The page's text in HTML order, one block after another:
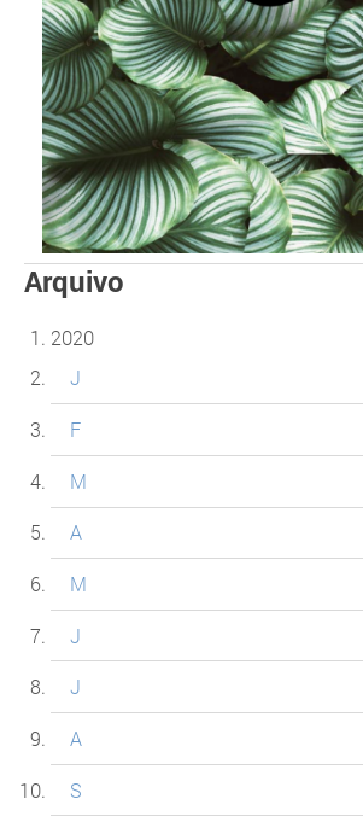
Arquivo
2020
J
F
M
A
M
J
J
A
S